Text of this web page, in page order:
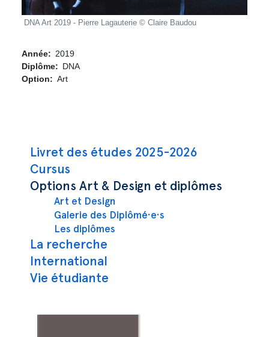
Navigation principale
Livret des études 2025-2026
Cursus
Options Art & Design et diplômes
Art et Design
Galerie des Diplômé·e·s
Les diplômes
La recherche
International
Vie étudiante
DNA Art 2019 - Pierre Lagauterie © Claire Baudou
Année
2019
Diplôme
DNA
Option
Art